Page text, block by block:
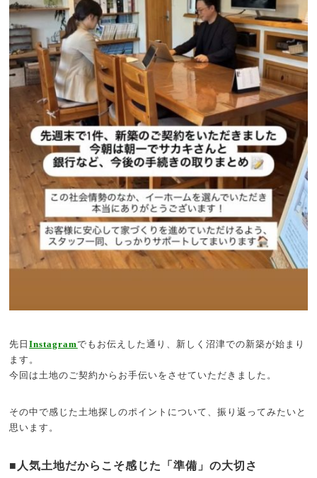
先日Instagramでもお伝えした通り、新しく沼津での新築が始まり
ます。
今回は土地のご契約からお手伝いをさせていただきました。
その中で感じた土地探しのポイントについて、振り返ってみたいと
思います。
■人気土地だからこそ感じた「準備」の大切さ